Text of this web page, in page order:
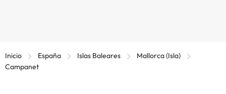
Inicio España Islas Baleares
Mallorca (Isla)
Campanet